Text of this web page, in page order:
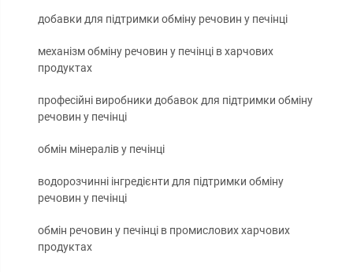
добавки для підтримки обміну речовин у печінці
механізм обміну речовин у печінці в харчових
продуктах
професійні виробники добавок для підтримки обміну
речовин у печінці
обмін мінералів у печінці
водорозчинні інгредієнти для підтримки обміну
речовин у печінці
обмін речовин у печінці в промислових харчових
продуктах